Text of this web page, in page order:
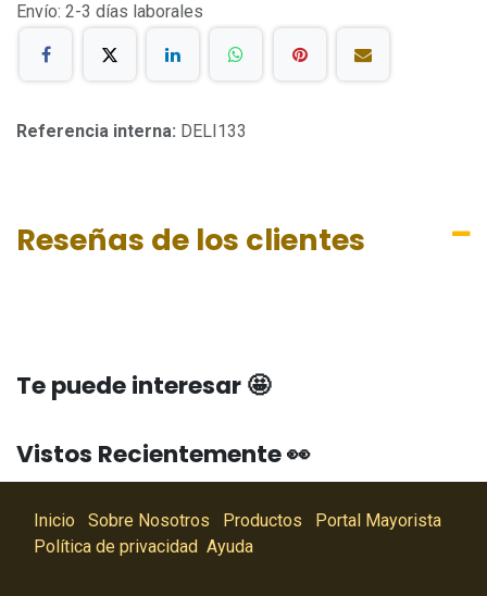
Envío: 2-3 días laborales
Referencia interna: DELI133
Reseñas de los clientes
Te puede interesar 🤩
Vistos Recientemente 👀
Inicio Sobre Nosotros Productos
Portal Mayorista
Política de privacidad Ayuda